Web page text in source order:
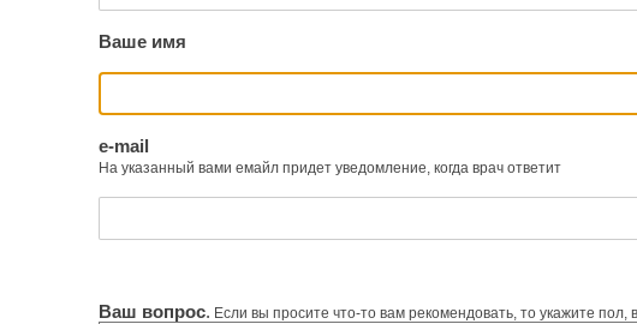
Ваше имя
e-mail
На указанный вами емайл придет уведомление, когда врач ответит
Ваш вопрос. Если вы просите что-то вам рекомендовать, то укажите пол,